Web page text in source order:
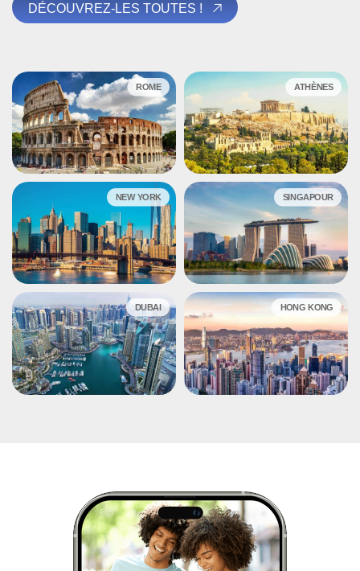
DÉCOUVREZ-LES TOUTES !
ROME ATHÈNES
NEW YORK SINGAPOUR
DUBAI HONG KONG